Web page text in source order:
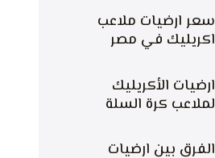
سعر ارضيات ملاعب
اكريليك في مصر
ارضيات الأكريليك
لملاعب كرة السلة
الفرق بين ارضيات